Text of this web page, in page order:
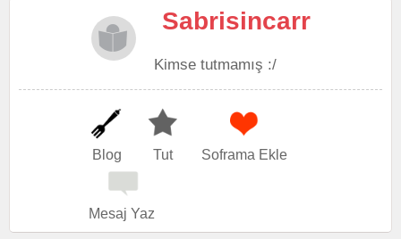
Sabrisincarr
Kimse tutmamış :/
Blog Tut Soframa Ekle
Mesaj Yaz